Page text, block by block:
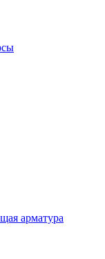
арматура